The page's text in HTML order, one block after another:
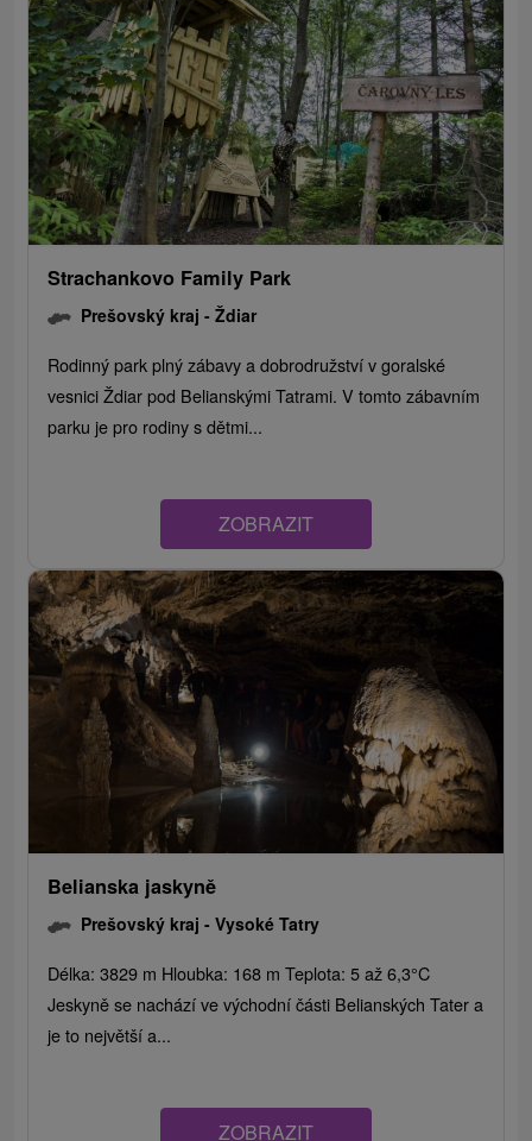
Strachankovo Family Park
Prešovský kraj -Ždiar
Rodinný park plný zábavy a dobrodružství v goralské
vesnici Ždiar pod Belianskými Tatrami. V tomto zábavním
parku je pro rodiny s dětmi...
ZOBRAZIT
Belianska jaskyně
Prešovský kraj -Vysoké Tatry
Délka: 3829 m Hloubka: 168 m Teplota: 5 až 6,3°C
Jeskyně se nachází ve východní části Belianských Tater a
je to největší a...
ZOBRAZIT